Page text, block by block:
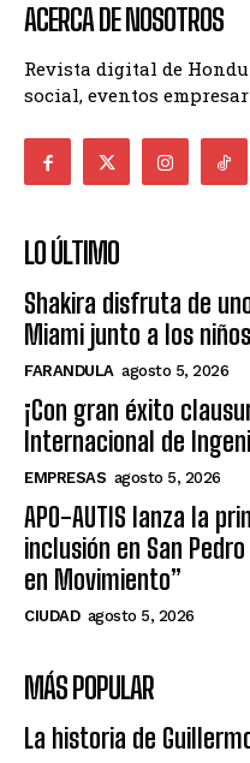
ACERCA DE NOSOTROS
Revista digital de
social, eventos
LO ÚLTIMO
Shakira disfruta de
Miami junto a los
FARANDULA agosto 5, 2026
¡Con gran éxito
Internacional de
EMPRESAS agosto 5, 2026
APO-AUTIS lanza la
inclusión en San
en Movimiento”
CIUDAD agosto 5, 2026
MÁS POPULAR
La historia de